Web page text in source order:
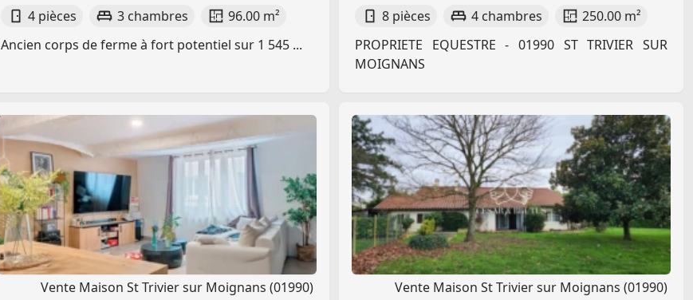
4 pièces 3 chambres
96.00 m²
Ancien corps de ferme à fort potentiel sur 1 545 ...
8 pièces 4 chambres
250.00 m²
PROPRIETE EQUESTRE - 01990 ST TRIVIER SUR
MOIGNANS
Vente Maison St Trivier sur Moignans (01990) Vente Maison St Trivier sur Moignans (01990)